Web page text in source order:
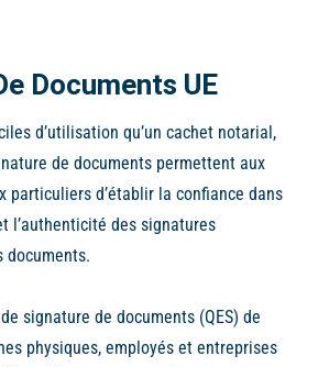
Documents UE
d’utilisation qu’un cachet notarial,
de documents permettent aux
particuliers d’établir la confiance dans
l’authenticité des signatures
documents.
signature de documents (QES) de
physiques, employés et entreprises